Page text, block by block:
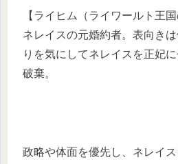
【ライヒム（ライワールト王国
ネレイスの元婚約者。表向き
りを気にしてネレイスを正妃
破棄。
政略や体面を優先し、ネレイ